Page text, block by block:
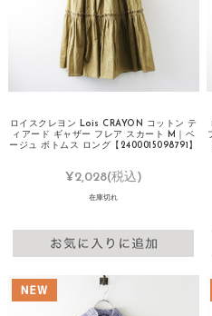
ロイスクレヨン Lois CRAYON コットン テ
ィアード ギャザー フレア スカート M｜ベ
ージュ ボトムス ロング【2400015098791】
¥2,028(税込)
在庫切れ